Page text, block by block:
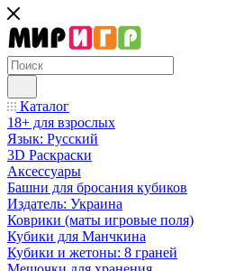
Каталог
18+ для взрослых
Язык: Русский
3D Раскраски
Аксессуары
Башни для бросания кубиков
Издатель: Украина
Коврики (маты игровые поля)
Кубики для Манчкина
Кубики и жетоны: 8 граней